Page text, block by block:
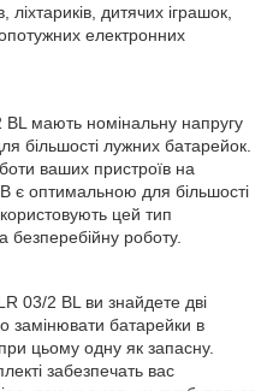
ліхтариків, дитячих іграшок,
електронних
мають номінальну напругу
більшості лужних батарейок.
ваших пристроїв на
є оптимальною для більшості
цей тип
безперебійну роботу.
03/2 BL ви знайдете дві
замінювати батарейки в
цьому одну як запасну.
забезпечать вас